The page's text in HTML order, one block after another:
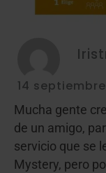
14
Mucha gente
de un amigo,
servicio que se
Mystery, pero